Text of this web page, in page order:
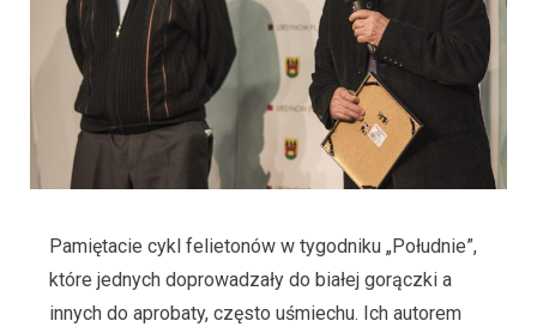
Pamiętacie cykl felietonów w tygodniku „Południe”,
które jednych doprowadzały do białej gorączki a
innych do aprobaty, często uśmiechu. Ich autorem